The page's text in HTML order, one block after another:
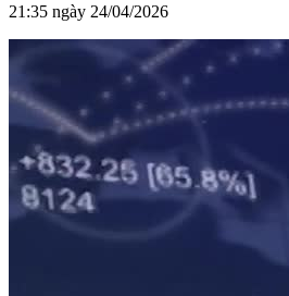
21:35 ngày 24/04/2026